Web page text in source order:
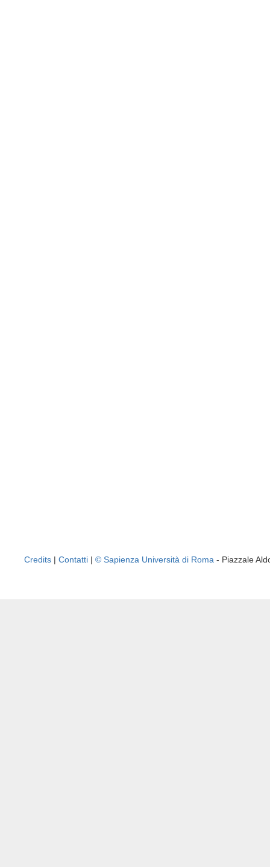
Credits | Contatti | © Sapienza Università di Roma - Piazzale